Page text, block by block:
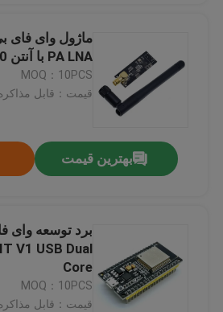
درباره ما
PA LNA با آنتن 1000 متر FZ0410
MOQ：10PCS
قیمت：قابل
بهترین قیمت
V1 USB Dual
Core
MOQ：10PCS
قیمت：قابل